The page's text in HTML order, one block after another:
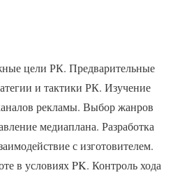
цели РК. Предварительные
и тактики РК. Изучение
рекламы. Выбор жанров
медиаплана. Разработка
с изготовителем.
в условиях PK. Контроль хода